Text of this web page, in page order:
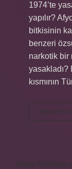
1974’te
yapılır?
bitkisinin
benzeri
narkotik bir
yasakladı?
kısmının
Devamını
https://